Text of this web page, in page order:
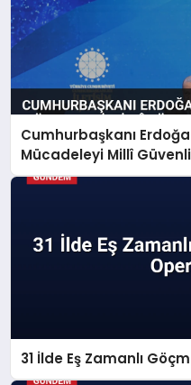
Cumhurbaşkanı
Mücadeleyi Millî
31 İlde Eş Zamanlı